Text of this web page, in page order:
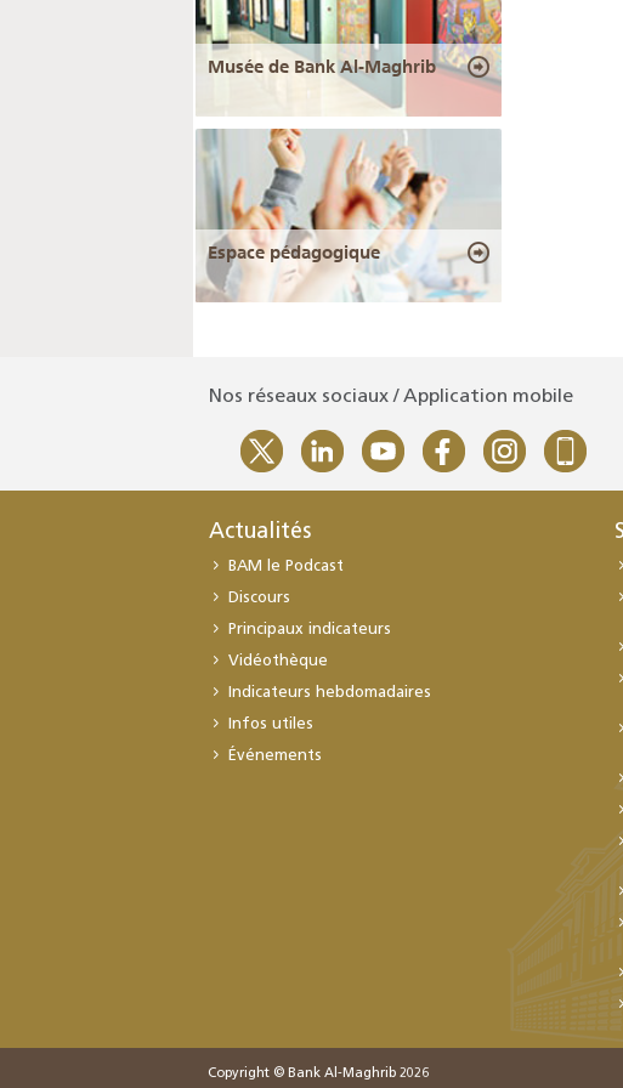
Musée de Bank Al-Maghrib
Espace pédagogique
Nos réseaux sociaux / Application mobile
Actualités
BAM le Podcast
Discours
Principaux indicateurs
Vidéothèque
Indicateurs hebdomadaires
Infos utiles
Événements
Copyright © Bank Al-Maghrib 2026